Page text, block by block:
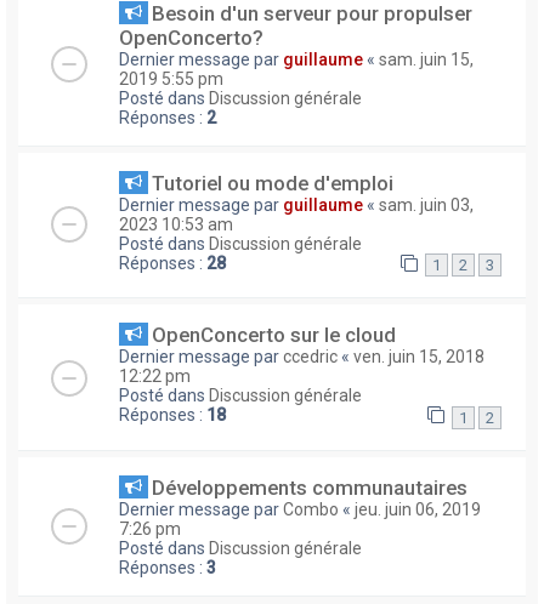
Besoin d'un serveur pour propulser
OpenConcerto?
Dernier message par guillaume « sam. juin 15,
2019 5:55 pm
Posté dans Discussion générale
Réponses : 2
Tutoriel ou mode d'emploi
Dernier message par guillaume « sam. juin 03,
2023 10:53 am
Posté dans Discussion générale
Réponses : 28 1 2 3
OpenConcerto sur le cloud
Dernier message parccedric « ven. juin 15, 2018
12:22 pm
Posté dans Discussion générale
Réponses : 18 1 2
Développements communautaires
Dernier message parCombo « jeu. juin 06, 2019
7:26 pm
Posté dans Discussion générale
Réponses : 3